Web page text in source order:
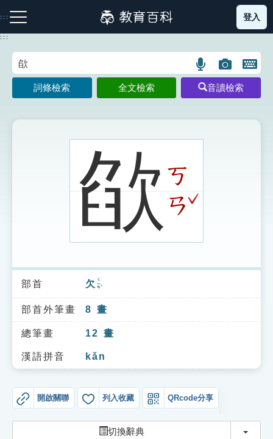
到
主
:::
注音索引圖示 筆畫索引圖示 部首索引表圖示
索引選單
知識索引
單字索引
生命大百科索引
遊戲專區
教學應用
登入
:::
語
言
搜
示
圖
片
搜
開
鍵
圖
詞條檢索 全文檢索 音讀檢索
欿ㄎ
ㄢ ˇ
部首 欠 ㄑㄧㄢˋ
部首外筆畫 8 畫
總筆畫 12 畫
漢語拼音 kǎn
開啟關聯 列入收藏 QRcode分享
切換辭典 切換